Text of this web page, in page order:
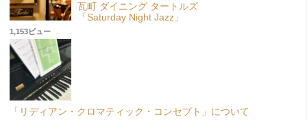
瓦町 ダイニング タートルズ
「Saturday Night Jazz」
1,153ビュー
「リディアン・クロマティック・コンセプト」について